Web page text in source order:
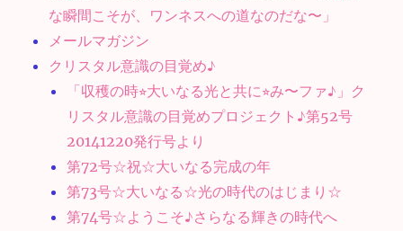
な瞬間こそが、ワンネスへの道なのだな〜」
メールマガジン
クリスタル意識の目覚め♪
「収穫の時⭐︎大いなる光と共に⭐︎み〜ファ♪」ク
リスタル意識の目覚めプロジェクト♪第52号
20141220発行号より
第72号☆祝☆大いなる完成の年
第73号☆大いなる☆光の時代のはじまり☆
第74号☆ようこそ♪さらなる輝きの時代へ